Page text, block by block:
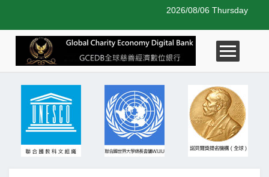
2026/08/06 Thursday